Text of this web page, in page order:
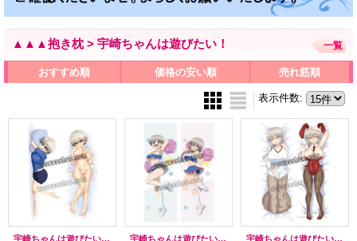
▲▲▲抱き枕 > 宇崎ちゃんは遊びたい！ 一覧
おすすめ順 価格の安い順 売れ筋順
表示件数:
宇崎ちゃんは遊びたい！宇崎花風 ●等身大 抱き枕カバー 宇崎ちゃんは遊びたい! 宇崎花風 03 ●等身大 抱き枕カバー 宇崎ちゃんは遊びたい! 宇崎花風 02 ●等身大 抱き枕カバー